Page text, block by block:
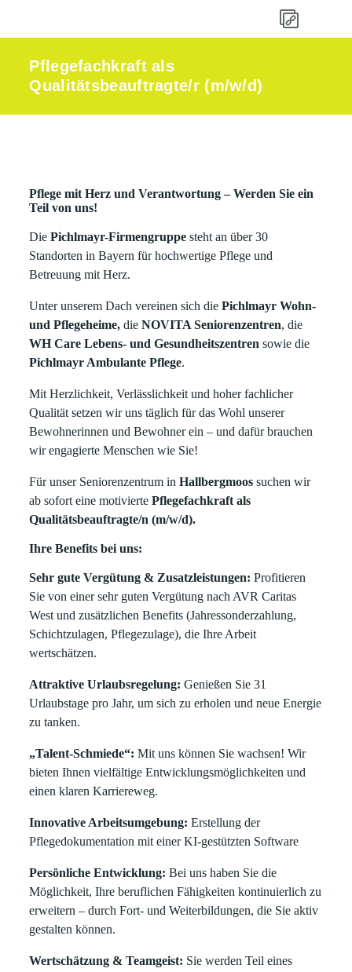
Pflegefachkraft als
Qualitätsbeauftragte/r (m/w/d)
Pflege mit Herz und Verantwortung – Werden Sie ein
Teil von uns!
DiePichlmayr-Firmengruppe steht an über 30
Standorten in Bayern für hochwertige Pflege und
Betreuung mit Herz.
Unter unserem Dach vereinen sich diePichlmayr Wohn-
und Pflegeheime,dieNOVITA Seniorenzentren, die
WH Care Lebens- und Gesundheitszentren sowie die
Pichlmayr Ambulante Pflege.
Mit Herzlichkeit, Verlässlichkeit und hoher fachlicher
Qualität setzen wir uns täglich für das Wohl unserer
Bewohnerinnen und Bewohner ein – und dafür brauchen
wir engagierte Menschen wie Sie!
Für unser Seniorenzentrum in Hallbergmoossuchen wir
ab sofort eine motiviertePflegefachkraft als
Qualitätsbeauftragte/n (m/w/d).
Ihre Benefits bei uns:
Sehr gute Vergütung & Zusatzleistungen:Profitieren
Sie von einer sehr guten Vergütung nach AVR Caritas
West und zusätzlichen Benefits (Jahressonderzahlung,
Schichtzulagen, Pflegezulage), die Ihre Arbeit
wertschätzen.
Attraktive Urlaubsregelung: Genießen Sie 31
Urlaubstage pro Jahr, um sich zu erholen und neue Energie
zu tanken.
„Talent-Schmiede“:Mit uns können Sie wachsen! Wir
bieten Ihnen vielfältige Entwicklungsmöglichkeiten und
einen klaren Karriereweg.
Innovative Arbeitsumgebung: Erstellung der
Pflegedokumentation mit einer KI-gestützten Software
Persönliche Entwicklung:Bei uns haben Sie die
Möglichkeit, Ihre beruflichen Fähigkeiten kontinuierlich zu
erweitern – durch Fort- und Weiterbildungen, die Sie aktiv
gestalten können.
Wertschätzung & Teamgeist: Sie werden Teil eines